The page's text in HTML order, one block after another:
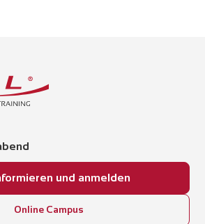
und anmelden
Online Campus